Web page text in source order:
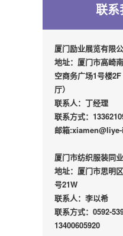
联
厦门励业展览有限
地址：厦门市高崎
空商务广场1号楼
厅）
联系人：丁经理
联系方式：
邮箱
厦门市纺织服装同
地址：厦门市思明
号21W
联系人：李以希
联系方式：0592-
13400605920